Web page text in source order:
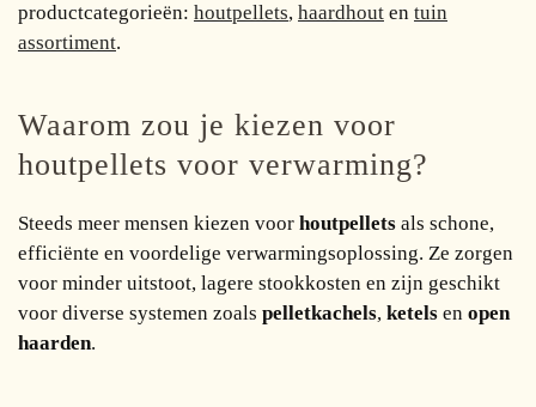
productcategorieën: houtpellets, haardhout en tuin
assortiment.
Waarom zou je kiezen voor
houtpellets voor verwarming?
Steeds meer mensen kiezen voor houtpellets als schone,
efficiënte en voordelige verwarmingsoplossing. Ze zorgen
voor minder uitstoot, lagere stookkosten en zijn geschikt
voor diverse systemen zoals pelletkachels, ketels en open
haarden.